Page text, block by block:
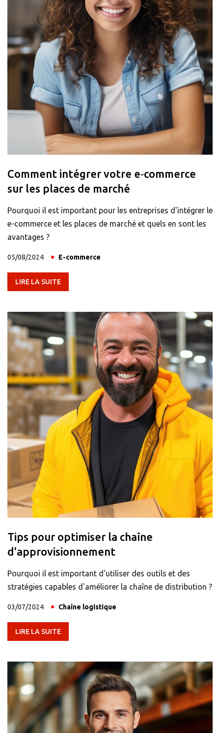
palettes
Solutions
d'import
TOUTES LES
SOLUTIONS
Gestion des
d’expédition e-
Intégration
transporteurs
Livraison en
Assurance
commerce
tout-en-un
Emballage
colis
TOUTES LES
SOLUTIONS
Impression
Papeterie
TOUTES LES
SOLUTIONS
Domiciliation
d'entreprise
Domiciliation
Location de
lettres
SOLUTIONS
Comment intégrer votre e‑commerce
sur les places de marché
Pourquoi il est important pour les entreprises d'intégrer le
e-commerce et les places de marché et quels en sont les
avantages ?
05/08/2024 E-commerce
LIRE LA SUITE
Tips pour optimiser la chaîne
d'approvisionnement
Pourquoi il est important d'utiliser des outils et des
stratégies capables d'améliorer la chaîne de distribution ?
03/07/2024 Chaîne logistique
LIRE LA SUITE